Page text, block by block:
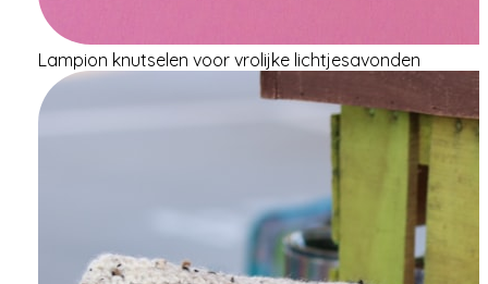
Lampion knutselen voor vrolijke lichtjesavonden